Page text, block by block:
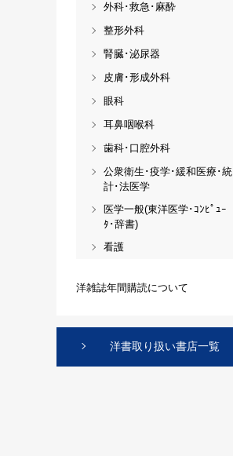
外科･救急･麻酔
整形外科
腎臓･泌尿器
皮膚･形成外科
眼科
耳鼻咽喉科
歯科･口腔外科
公衆衛生･疫学･緩和医療･統
計･法医学
医学一般(東洋医学･ｺﾝﾋﾟｭｰ
ﾀ･辞書)
看護
洋雑誌年間購読について
洋書取り扱い書店一覧